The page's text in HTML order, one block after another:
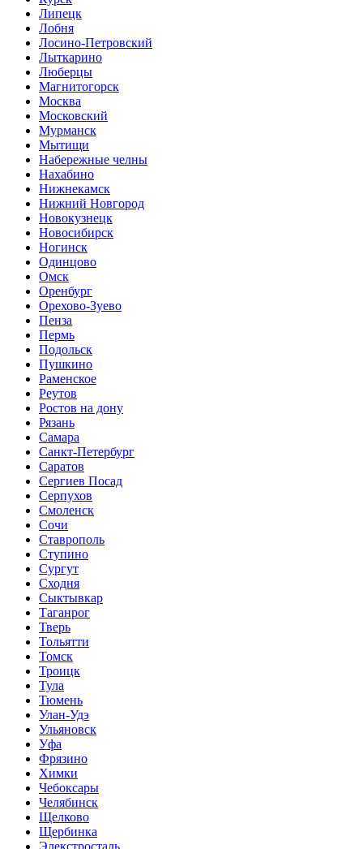
Липецк
Лобня
Лосино-Петровский
Лыткарино
Люберцы
Магнитогорск
Москва
Московский
Мурманск
Мытищи
Набережные челны
Нахабино
Нижнекамск
Нижний Новгород
Новокузнецк
Новосибирск
Ногинск
Одинцово
Омск
Оренбург
Орехово-Зуево
Пенза
Пермь
Подольск
Пушкино
Раменское
Реутов
Ростов на дону
Рязань
Самара
Санкт-Петербург
Саратов
Сергиев Посад
Серпухов
Смоленск
Сочи
Ставрополь
Ступино
Сургут
Сходня
Сыктывкар
Таганрог
Тверь
Тольятти
Томск
Троицк
Тула
Тюмень
Улан-Удэ
Ульяновск
Уфа
Фрязино
Химки
Чебоксары
Челябинск
Щелково
Щербинка
Элекстросталь